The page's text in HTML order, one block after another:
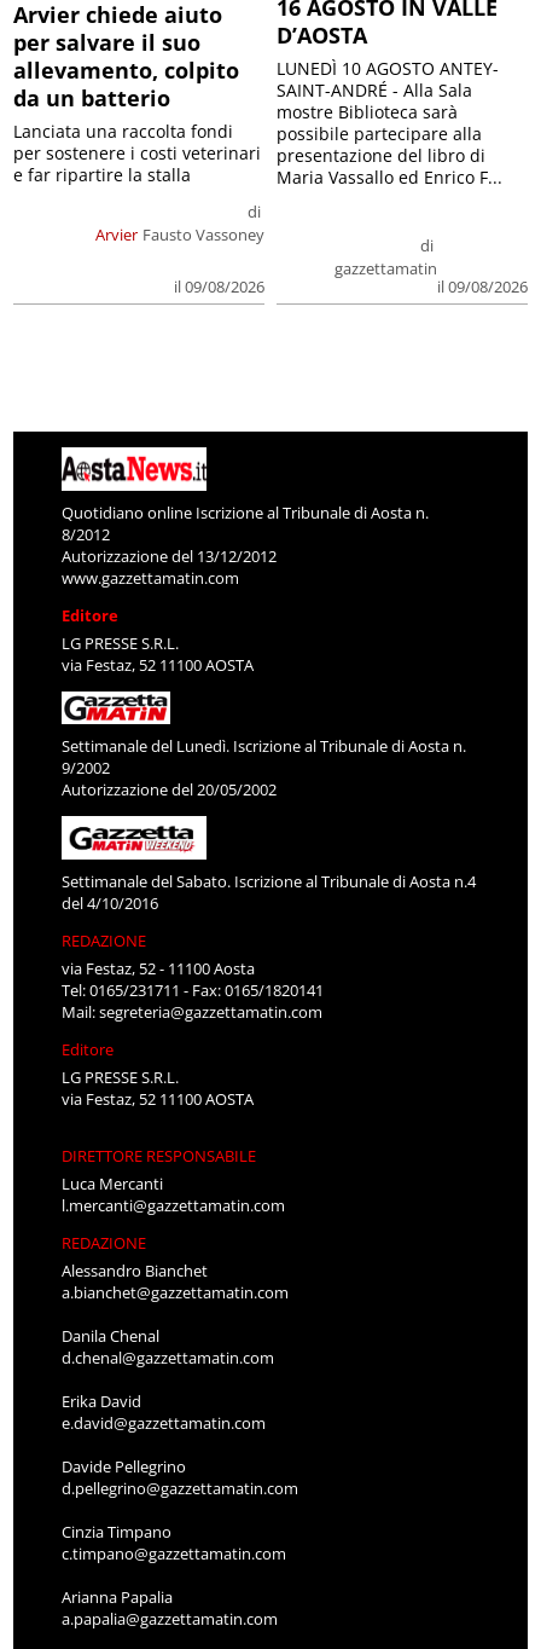
Arvier chiede aiuto
per salvare il suo
allevamento, colpito
da un batterio
Arvier
di
Fausto Vassoney
il 09/08/2026
Lanciata una raccolta fondi
per sostenere i costi veterinari
e far ripartire la stalla
16 AGOSTO IN VALLE
D’AOSTA
di
gazzettamatin
il 09/08/2026
LUNEDÌ 10 AGOSTO ANTEY-
SAINT-ANDRÉ - Alla Sala
mostre Biblioteca sarà
possibile partecipare alla
presentazione del libro di
Maria Vassallo ed Enrico F...
Quotidiano online Iscrizione al Tribunale di Aosta n.
8/2012
Autorizzazione del 13/12/2012
www.gazzettamatin.com
Editore
LG PRESSE S.R.L.
via Festaz, 52 11100 AOSTA
Settimanale del Lunedì. Iscrizione al Tribunale di Aosta n.
9/2002
Autorizzazione del 20/05/2002
Settimanale del Sabato. Iscrizione al Tribunale di Aosta n.4
del 4/10/2016
REDAZIONE
via Festaz, 52 - 11100 Aosta
Tel: 0165/231711 - Fax: 0165/1820141
Mail:segreteria@gazzettamatin.com
Editore
LG PRESSE S.R.L.
via Festaz, 52 11100 AOSTA
DIRETTORE RESPONSABILE
Luca Mercanti
l.mercanti@gazzettamatin.com
REDAZIONE
Alessandro Bianchet
a.bianchet@gazzettamatin.com
Danila Chenal
d.chenal@gazzettamatin.com
Erika David
e.david@gazzettamatin.com
Davide Pellegrino
d.pellegrino@gazzettamatin.com
Cinzia Timpano
c.timpano@gazzettamatin.com
Arianna Papalia
a.papalia@gazzettamatin.com